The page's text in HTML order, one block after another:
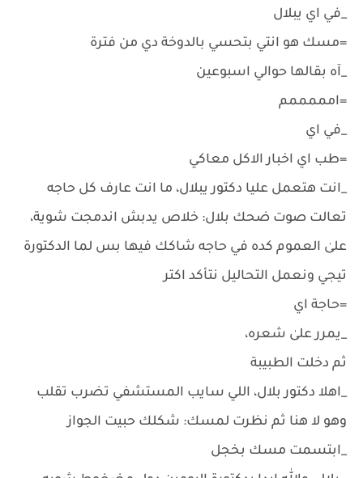
_في اي يبلال
=مسك هو انتي بتحسي بالدوخة دي من فترة
_آه بقالها حوالي اسبوعين
=امممممم
_في اي
=طب اي اخبار الاكل معاكي
_انت هتعمل عليا دكتور يبلال، ما انت عارف كل حاجه
تعالت صوت ضحك بلال: خلاص يدبش اندمجت شوية،
علىٰ العموم كده في حاجه شاكك فيها بس لما الدكتورة
تيجي ونعمل التحاليل نتأكد اكتر
=حاجة اي
_يمرر علىٰ شعره،
ثم دخلت الطبيبة
_اهلا دكتور بلال، اللي سايب المستشفي تضرب تقلب
وهو لا هنا ثم نظرت لمسك: شكلك حبيت الجواز
_ابتسمت مسك بخجل